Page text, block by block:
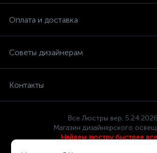
Оплата и доставка
Советы дизайнерам
Контакты
Все Люстры вер. 5.24.2026
Магазин дизайнерского
Найдем люстру быстрее
Политика компании в отношении